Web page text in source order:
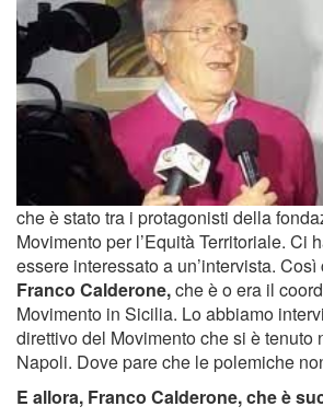
che è stato tra i protagonisti della
Movimento per l’Equità Territoriale. Ci
essere interessato a un’intervista.
Franco Calderone,che è o era il
Movimento in Sicilia. Lo abbiamo
direttivo del Movimento che si è tenuto
Napoli. Dove pare che le polemiche
E allora, Franco Calderone, che è